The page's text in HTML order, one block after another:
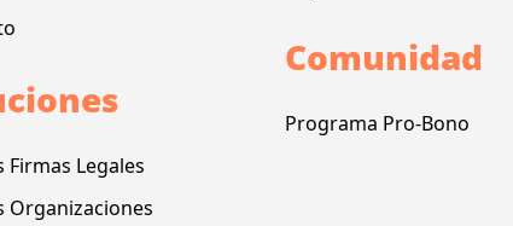
Firmas Legales
Organizaciones
Comunidad
Programa Pro-Bono